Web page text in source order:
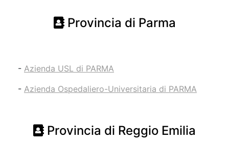
Provincia di Parma
- Azienda USL di PARMA
- Azienda Ospedaliero-Universitaria di PARMA
Provincia di Reggio Emilia